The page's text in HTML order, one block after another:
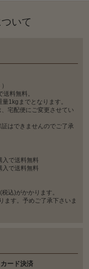
いて
料無料。
1kgまでとなります。
宅配便にご変更させてい
はできませんのでご了承
入で送料無料
入で送料無料
込)がかかります。
ます。予めご了承下さいま
ード決済